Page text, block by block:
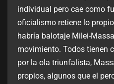
individual pero cae como
oficialismo retiene lo
habría balotaje Milei-
movimiento. Todos tienen
por la ola triunfalista,
propios, algunos que el